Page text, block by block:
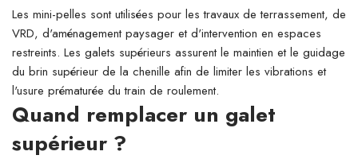
Les mini-pelles sont utilisées pour les travaux de terrassement, de
VRD, d'aménagement paysager et d'intervention en espaces
restreints. Les galets supérieurs assurent le maintien et le guidage
du brin supérieur de la chenille afin de limiter les vibrations et
l'usure prématurée du train de roulement.
Quand remplacer un galet
supérieur ?